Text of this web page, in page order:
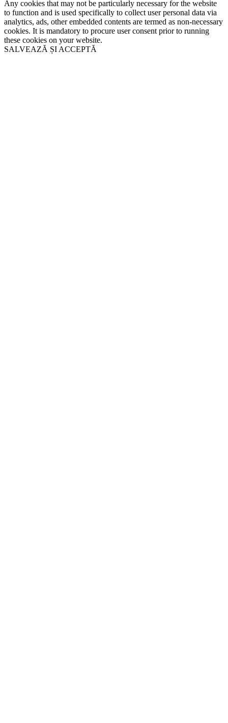
Any cookies that may not be particularly necessary for the website
to function and is used specifically to collect user personal data via
analytics, ads, other embedded contents are termed as non-necessary
cookies. It is mandatory to procure user consent prior to running
these cookies on your website.
SALVEAZĂ ȘI ACCEPTĂ